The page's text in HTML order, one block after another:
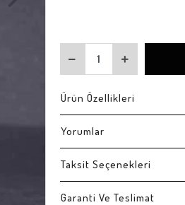
Ürün Özellikleri
Yorumlar
Taksit Seçenekleri
Garanti Ve Teslimat